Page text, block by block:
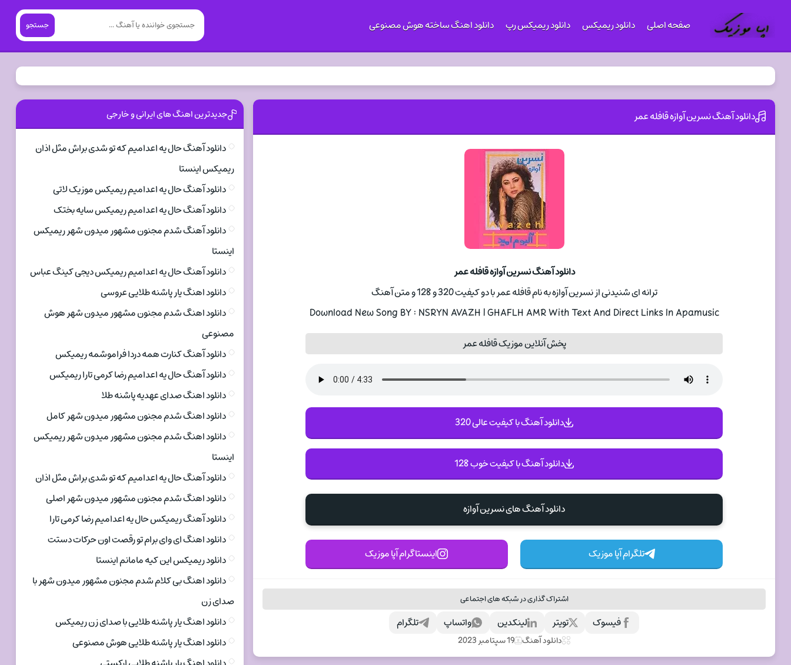
صفحه اصلی دانلود ریمیکس دانلود ریمیکس رپ دانلود اهنگ ساخته هوش مصنوعی جستجو
دانلود آهنگ نسرین آوازه قافله عمر
دانلود آهنگ نسرین آوازه قافله عمر
ترانه ای شنیدنی از نسرین آوازه به نام قافله عمر با دو کیفیت 320 و 128 و متن آهنگ
Download New Song BY : NSRYN AVAZH | GHAFLH AMR With Text And Direct Links In Apamusic
پخش آنلاین موزیک قافله عمر
دانلود آهنگ با کیفیت عالی 320
دانلود آهنگ با کیفیت خوب 128
دانلود آهنگ های نسرین آوازه
تلگرام آپا موزیک اینستاگرام آپا موزیک
اشتراک گذاری در شبکه های اجتماعی
تلگرام واتساپ لینکدین تویتر فیسوک
دانلود آهنگ 19 سپتامبر 2023
جدیدترین اهنگ های ایرانی و خارجی
دانلود آهنگ حال یه اعدامیم که تو شدی براش مثل اذان
ریمیکس اینستا
دانلود آهنگ حال یه اعدامیم ریمیکس موزیک لاتی
دانلود آهنگ حال یه اعدامیم ریمیکس سایه بختک
دانلود آهنگ شدم مجنون مشهور میدون شهر ریمیکس
اینستا
دانلود آهنگ حال یه اعدامیم ریمیکس دیجی کینگ عباس
دانلود اهنگ یار پاشنه طلایی عروسی
دانلود اهنگ شدم مجنون مشهور میدون شهر هوش
مصنوعی
دانلود آهنگ کنارت همه دردا فراموشمه ریمیکس
دانلود آهنگ حال یه اعدامیم رضا کرمی تارا ریمیکس
دانلود اهنگ صدای عهدیه پاشنه طلا
دانلود اهنگ شدم مجنون مشهور میدون شهر کامل
دانلود اهنگ شدم مجنون مشهور میدون شهر ریمیکس
اینستا
دانلود آهنگ حال یه اعدامیم که تو شدی براش مثل اذان
دانلود اهنگ شدم مجنون مشهور میدون شهر اصلی
دانلود آهنگ ریمیکس حال یه اعدامیم رضا کرمی تارا
دانلود اهنگ ای وای برام تو رقصت اون حرکات دستت
دانلود ریمیکس این کیه مامانم اینستا
دانلود اهنگ بی کلام شدم مجنون مشهور میدون شهر با
صدای زن
دانلود اهنگ یار پاشنه طلایی با صدای زن ریمیکس
دانلود اهنگ یار پاشنه طلایی هوش مصنوعی